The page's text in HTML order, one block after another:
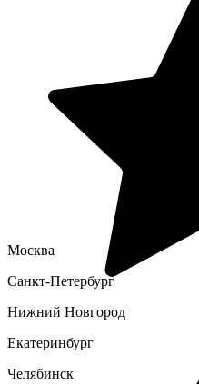
Москва
Санкт-Петербург
Нижний Новгород
Екатеринбург
Челябинск